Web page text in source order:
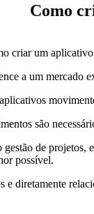
Como
criar um
a um mercado
são
de
possível.
e diretamente